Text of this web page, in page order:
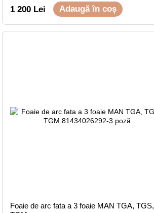
1 200 Lei Adaugă în coș
Foaie de arc fata a 3 foaie MAN TGA, TGS,